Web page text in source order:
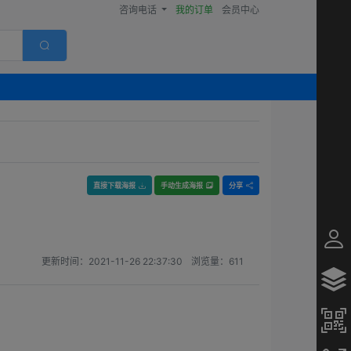
咨询电话 我的订单 会员中心
直接下载海报 手动生成海报 分享
更新时间： 2021-11-26 22:37:30 浏览量： 611